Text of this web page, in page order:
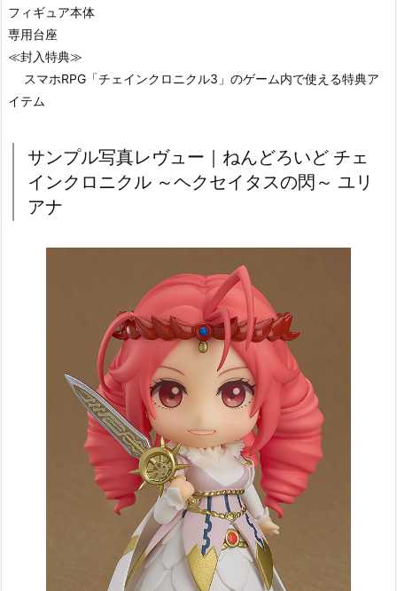
フィギュア本体
専用台座
≪封入特典≫
スマホRPG「チェインクロニクル3」のゲーム内で使える特典ア
イテム
サンプル写真レヴュー｜ねんどろいど チェ
インクロニクル ～ヘクセイタスの閃～ ユリ
アナ